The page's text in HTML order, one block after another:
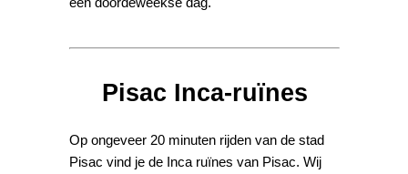
Pisac Inca-ruïnes
Op ongeveer 20 minuten rijden van de stad
Pisac vind je de Inca ruïnes van Pisac. Wij